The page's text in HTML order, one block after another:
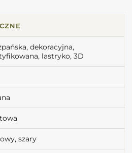
dekoracyjna,
lastryko, 3D
szary